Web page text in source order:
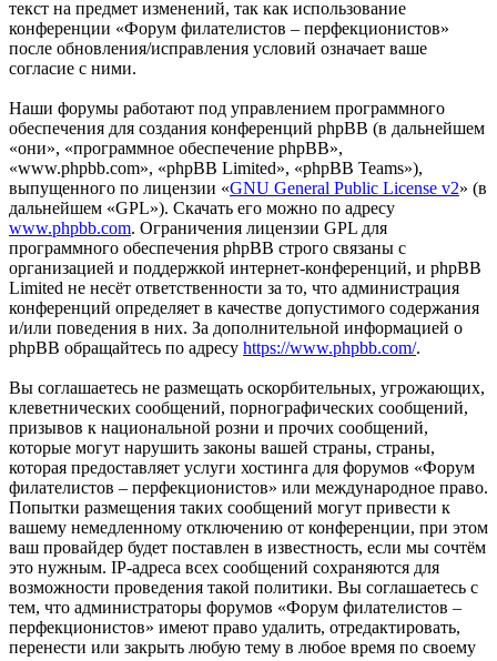
текст на предмет изменений, так как использование
конференции «Форум филателистов – перфекционистов»
после обновления/исправления условий означает ваше
согласие с ними.
Наши форумы работают под управлением программного
обеспечения для создания конференций phpBB (в дальнейшем
«они», «программное обеспечение phpBB»,
«www.phpbb.com», «phpBB Limited», «phpBB Teams»),
выпущенного по лицензии «GNU General Public License v2» (в
дальнейшем «GPL»). Скачать его можно по адресу
www.phpbb.com. Ограничения лицензии GPL для
программного обеспечения phpBB строго связаны с
организацией и поддержкой интернет-конференций, и phpBB
Limited не несёт ответственности за то, что администрация
конференций определяет в качестве допустимого содержания
и/или поведения в них. За дополнительной информацией о
phpBB обращайтесь по адресу https://www.phpbb.com/.
Вы соглашаетесь не размещать оскорбительных, угрожающих,
клеветнических сообщений, порнографических сообщений,
призывов к национальной розни и прочих сообщений,
которые могут нарушить законы вашей страны, страны,
которая предоставляет услуги хостинга для форумов «Форум
филателистов – перфекционистов» или международное право.
Попытки размещения таких сообщений могут привести к
вашему немедленному отключению от конференции, при этом
ваш провайдер будет поставлен в известность, если мы сочтём
это нужным. IP-адреса всех сообщений сохраняются для
возможности проведения такой политики. Вы соглашаетесь с
тем, что администраторы форумов «Форум филателистов –
перфекционистов» имеют право удалить, отредактировать,
перенести или закрыть любую тему в любое время по своему